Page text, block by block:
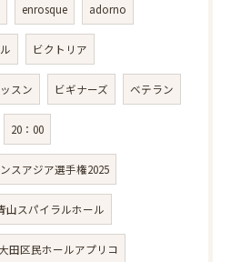
enrosque adorno
ビクトリア
スン ビギナーズ ベテラン
20：00
スアジア選手権2025
山スパイラルホール
田区民ホールアプリコ